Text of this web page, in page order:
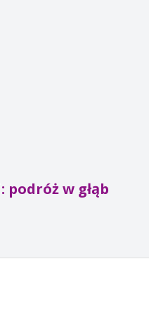
w głąb